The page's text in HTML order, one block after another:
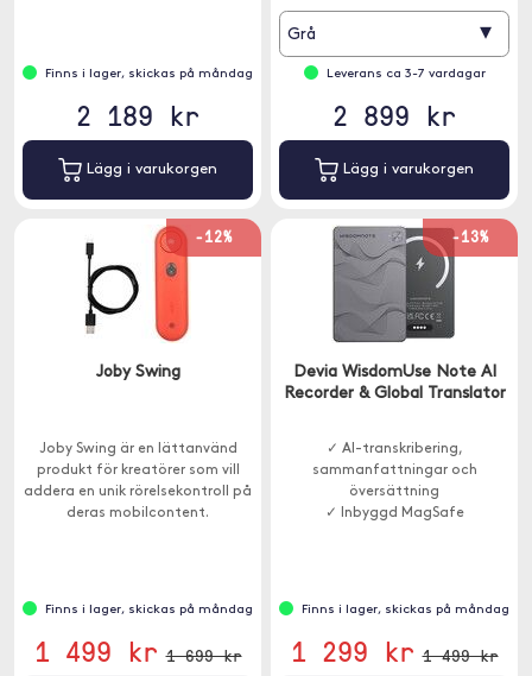
Finns i lager, skickas på måndag
2 189 kr
Lägg i varukorgen
Grå ▾
Leverans ca 3-7 vardagar
2 899 kr
Lägg i varukorgen
-12%
Joby Swing
Joby Swing är en lättanvänd
produkt för kreatörer som vill
addera en unik rörelsekontroll på
deras mobilcontent.
Finns i lager, skickas på måndag
1 499 kr 1 699 kr
-13%
Devia WisdomUse Note AI
Recorder & Global Translator
✓ AI-transkribering,
sammanfattningar och
översättning
✓ Inbyggd MagSafe
Finns i lager, skickas på måndag
1 299 kr 1 499 kr